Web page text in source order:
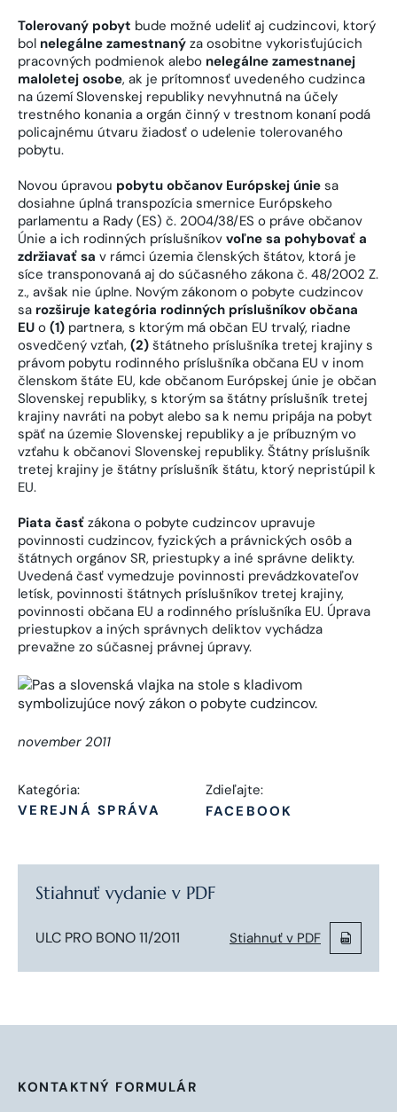
Tolerovaný pobyt bude možné udeliť aj cudzincovi, ktorý
bol nelegálne zamestnaný za osobitne vykorisťujúcich
pracovných podmienok alebo nelegálne zamestnanej
maloletej osobe, ak je prítomnosť uvedeného cudzinca
na území Slovenskej republiky nevyhnutná na účely
trestného konania a orgán činný v trestnom konaní podá
policajnému útvaru žiadosť o udelenie tolerovaného
pobytu.
Novou úpravou pobytu občanov Európskej únie sa
dosiahne úplná transpozícia smernice Európskeho
parlamentu a Rady (ES) č. 2004/38/ES o práve občanov
Únie a ich rodinných príslušníkov voľne sa pohybovať a
zdržiavať sa v rámci územia členských štátov, ktorá je
síce transponovaná aj do súčasného zákona č. 48/2002 Z.
z., avšak nie úplne. Novým zákonom o pobyte cudzincov
sa rozširuje kategória rodinných príslušníkov občana
EU o (1) partnera, s ktorým má občan EU trvalý, riadne
osvedčený vzťah, (2) štátneho príslušníka tretej krajiny s
právom pobytu rodinného príslušníka občana EU v inom
členskom štáte EU, kde občanom Európskej únie je občan
Slovenskej republiky, s ktorým sa štátny príslušník tretej
krajiny navráti na pobyt alebo sa k nemu pripája na pobyt
späť na územie Slovenskej republiky a je príbuzným vo
vzťahu k občanovi Slovenskej republiky. Štátny príslušník
tretej krajiny je štátny príslušník štátu, ktorý nepristúpil k
EU.
Piata časť zákona o pobyte cudzincov upravuje
povinnosti cudzincov, fyzických a právnických osôb a
štátnych orgánov SR, priestupky a iné správne delikty.
Uvedená časť vymedzuje povinnosti prevádzkovateľov
letísk, povinnosti štátnych príslušníkov tretej krajiny,
povinnosti občana EU a rodinného príslušníka EU. Úprava
priestupkov a iných správnych deliktov vychádza
prevažne zo súčasnej právnej úpravy.
november 2011
Kategória:
VEREJNÁ SPRÁVA
Zdieľajte:
FACEBOOK
Stiahnuť vydanie v PDF
ULC PRO BONO 11/2011 Stiahnuť v PDF
KONTAKTNÝ FORMULÁR